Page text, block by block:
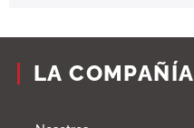
LA COMPAÑÍA